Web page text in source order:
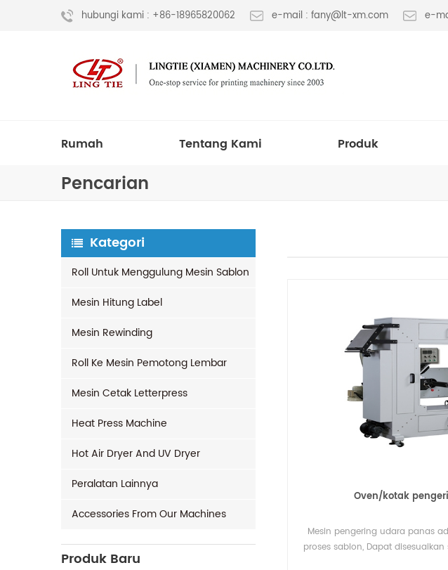
hubungi kami : +86-18965820062 e-mail : fany@lt-xm.com e-
Rumah Tentang Kami Produk
Pencarian
Kategori
Roll Untuk Menggulung Mesin Sablon
Mesin Hitung Label
Mesin Rewinding
Roll Ke Mesin Pemotong Lembar
Mesin Cetak Letterpress
Heat Press Machine
Hot Air Dryer And UV Dryer
Peralatan Lainnya
Accessories From Our Machines
Produk Baru
Oven/kotak
Mesin pengering udara panas
proses sablon, Dapat